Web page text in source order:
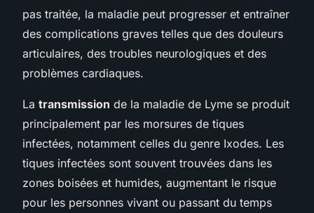
pas traitée, la maladie peut progresser et entraîner
des complications graves telles que des douleurs
articulaires, des troubles neurologiques et des
problèmes cardiaques.
La transmission de la maladie de Lyme se produit
principalement par les morsures de tiques
infectées, notamment celles du genre Ixodes. Les
tiques infectées sont souvent trouvées dans les
zones boisées et humides, augmentant le risque
pour les personnes vivant ou passant du temps